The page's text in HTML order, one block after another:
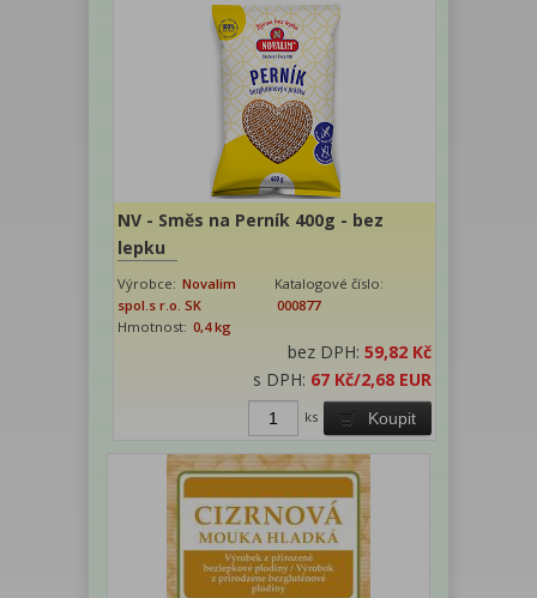
NV - Směs na Perník 400g - bez
lepku
Výrobce: Novalim
spol.s r.o. SK
Katalogové číslo:
000877
Hmotnost: 0,4 kg
bez DPH:59,82 Kč
s DPH: 67 Kč/2,68 EUR
Koupit
ks